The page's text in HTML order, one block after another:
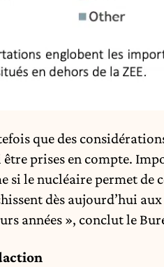
que des
prises en compte.
si le nucléaire permet
dès aujourd’hui
années », conclut le